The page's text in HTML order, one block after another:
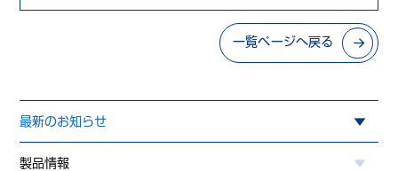
最新のお知らせ
製品情報
一覧ページへ戻る